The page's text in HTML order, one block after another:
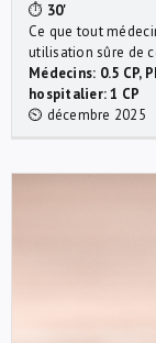
⏱ 30'
Ce que tout
utilisation sûre de
Médecins: 0.5 CP,
hospitalier: 1 CP
⏲ décembre 2025